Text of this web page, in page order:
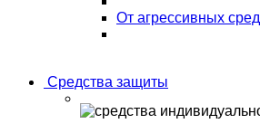
От агрессивных сред
Средства защиты